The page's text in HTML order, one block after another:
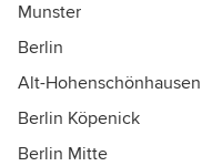
Munster
Berlin
Alt-Hohenschönhausen
Berlin Köpenick
Berlin Mitte